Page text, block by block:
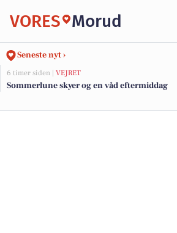
VORES Morud
Seneste nyt ›
6 timer siden | VEJRET
Sommerlune skyer og en våd eftermiddag